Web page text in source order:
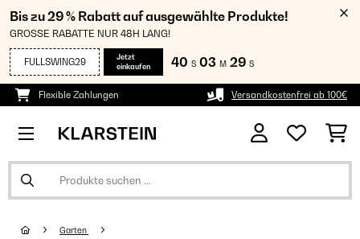
Bis zu 29 % Rabatt auf ausgewählte Produkte!
GROSSE RABATTE NUR 48H LANG!
FULLSWING29
Jetzt
einkaufen
40 S 03 M 29 S
Flexible Zahlungen Versandkostenfrei ab 100€
Garten